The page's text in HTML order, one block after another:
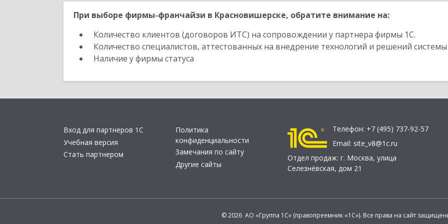
При выборе фирмы-франчайзи в Красновишерске, обратите внимание на:
Количество клиентов (договоров ИТС) на сопровождении у партнера фирмы 1С.
Количество специалистов, аттестованных на внедрение технологий и решений
Наличие у фирмы статуса
Вход для партнеров 1С
Учебная версия
Стать партнером
Политика
конфиденциальности
Замечания по сайту
Другие сайты
Телефон: +7 (495) 737-92-57
Email: site_v8@1c.ru
Отдел продаж: г. Москва, улица
Селезнёвская, дом 21
© 2026 АО «Группа 1С» (правопреемник «1С»). Все права на сайт